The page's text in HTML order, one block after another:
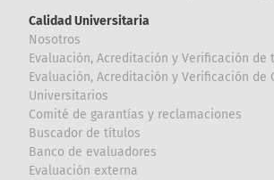
Calidad Universitaria
Nosotros
Evaluación, Acreditación y Verificación
Evaluación, Acreditación y Verificación de
Universitarios
Comité de garantías y reclamaciones
Buscador de títulos
Banco de evaluadores
Evaluación externa